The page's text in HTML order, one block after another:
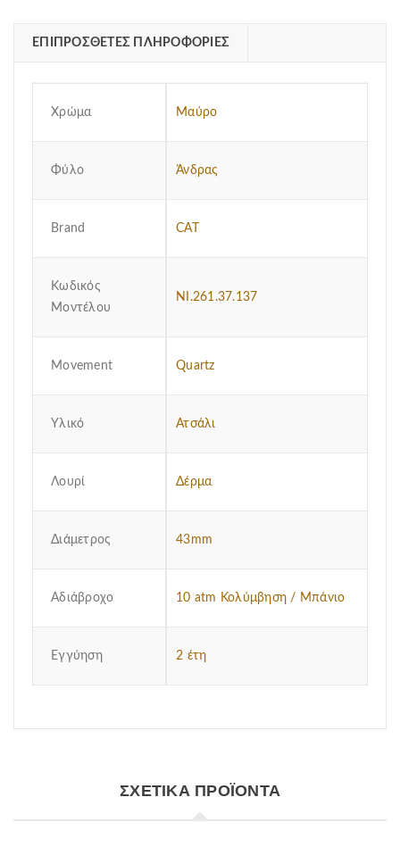
ΕΠΙΠΡΌΣΘΕΤΕΣ ΠΛΗΡΟΦΟΡΊΕΣ
Χρώμα Μαύρο
Φύλο Άνδρας
Brand CAT
Κωδικός
Μοντέλου
NI.261.37.137
Μovement Quartz
Υλικό Ατσάλι
Λουρί Δέρμα
Διάμετρος 43mm
Αδιάβροχο 10 atm Κολύμβηση / Μπάνιο
Εγγύηση 2 έτη
ΣΧΕΤΙΚΆ ΠΡΟΪΌΝΤΑ